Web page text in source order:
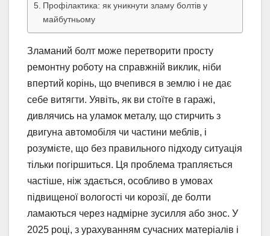
Профілактика: як уникнути зламу болтів у
майбутньому
Зламаний болт може перетворити просту
ремонтну роботу на справжній виклик, ніби
впертий корінь, що вчепився в землю і не дає
себе витягти. Уявіть, як ви стоїте в гаражі,
дивлячись на уламок металу, що стирчить з
двигуна автомобіля чи частини меблів, і
розумієте, що без правильного підходу ситуація
тільки погіршиться. Ця проблема трапляється
частіше, ніж здається, особливо в умовах
підвищеної вологості чи корозії, де болти
ламаються через надмірне зусилля або знос. У
2025 році, з урахуванням сучасних матеріалів і